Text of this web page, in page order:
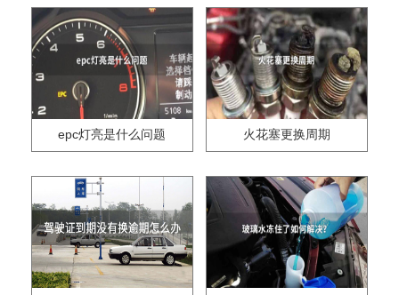
epc灯亮是什么问题 火花塞更换周期